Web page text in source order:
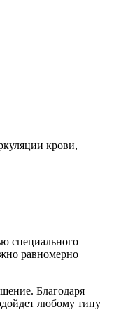
крови,
специального
равномерно
Благодаря
любому типу